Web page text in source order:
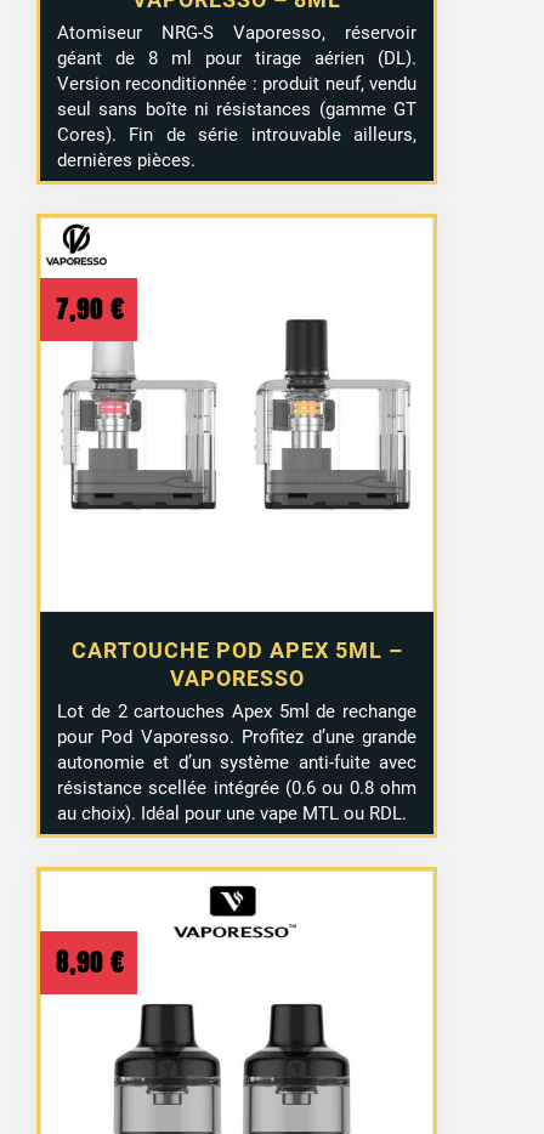
Atomiseur NRG-S Vaporesso, réservoir
géant de 8 ml pour tirage aérien (DL).
Version reconditionnée : produit neuf, vendu
seul sans boîte ni résistances (gamme GT
Cores). Fin de série introuvable ailleurs,
dernières pièces.
CARTOUCHE POD APEX 5ML –
VAPORESSO
7,90 €
Lot de 2 cartouches Apex 5ml de rechange
pour Pod Vaporesso. Profitez d’une grande
autonomie et d’un système anti-fuite avec
résistance scellée intégrée (0.6 ou 0.8 ohm
au choix). Idéal pour une vape MTL ou RDL.
8,90 €